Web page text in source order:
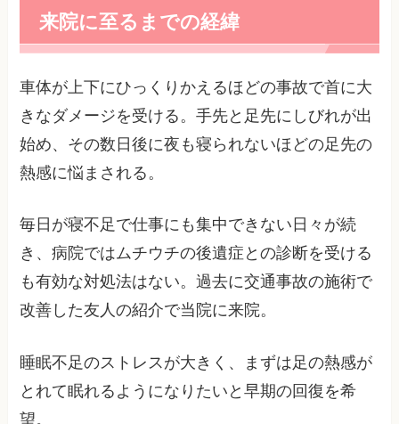
来院に至るまでの経緯
車体が上下にひっくりかえるほどの事故で首に大
きなダメージを受ける。手先と足先にしびれが出
始め、その数日後に夜も寝られないほどの足先の
熱感に悩まされる。
毎日が寝不足で仕事にも集中できない日々が続
き、病院ではムチウチの後遺症との診断を受ける
も有効な対処法はない。過去に交通事故の施術で
改善した友人の紹介で当院に来院。
睡眠不足のストレスが大きく、まずは足の熱感が
とれて眠れるようになりたいと早期の回復を希
望。